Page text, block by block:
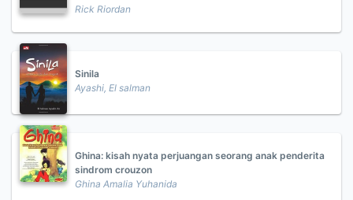
Rick Riordan
Sinila
Ayashi, El salman
Ghina: kisah nyata perjuangan seorang anak penderita
sindrom crouzon
Ghina Amalia Yuhanida